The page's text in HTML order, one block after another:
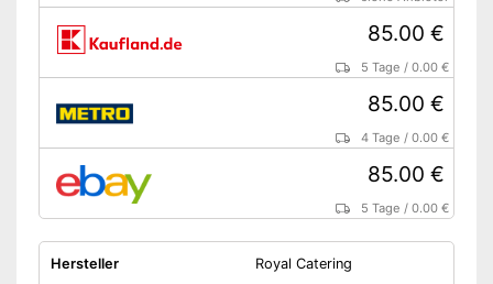
85.00 €
5 Tage /0.00 €
85.00 €
4 Tage /0.00 €
85.00 €
5 Tage /0.00 €
Hersteller
Royal Catering